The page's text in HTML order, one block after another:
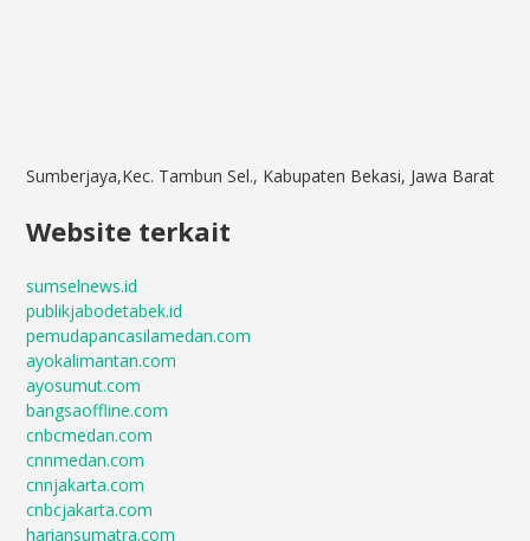
Sumberjaya,Kec. Tambun Sel., Kabupaten Bekasi, Jawa Barat
Website terkait
sumselnews.id
publikjabodetabek.id
pemudapancasilamedan.com
ayokalimantan.com
ayosumut.com
bangsaoffline.com
cnbcmedan.com
cnnmedan.com
cnnjakarta.com
cnbcjakarta.com
hariansumatra.com